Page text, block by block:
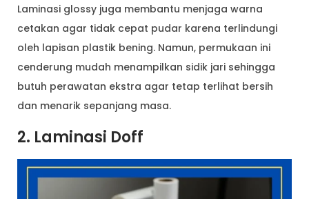
Laminasi glossy juga membantu menjaga warna
cetakan agar tidak cepat pudar karena terlindungi
oleh lapisan plastik bening. Namun, permukaan ini
cenderung mudah menampilkan sidik jari sehingga
butuh perawatan ekstra agar tetap terlihat bersih
dan menarik sepanjang masa.
2. Laminasi Doff